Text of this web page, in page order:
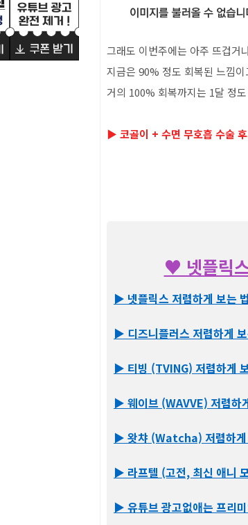
그래도 이번주에는 아주 뜨겁거
지금은 90% 정도 회복된 느낌
거의 100% 회복까지는 1달 정
▶ 코골이 + 수면 무호흡 수술
♥ 넷플릭
▶ 넷플릭스 저렴하게 보는
▶ 디즈니플러스 저렴하게
▶ 티빙 (TVING) 저렴하게
▶ 웨이브 (WAVVE) 저렴
▶ 왓챠 (Watcha) 저렴하
▶ 라프텔 (고전, 최신 애니
▶ 유튜브 광고없애는 프리